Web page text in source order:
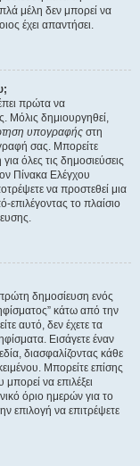
μέλη δεν μπορεί να
έχει απαντήσει.
πρώτα να
Μόλις δημιουργηθεί,
υπογραφής στη
σας. Μπορείτε
όλες τις δημοσιεύσεις
Πίνακα Ελέγχου
να προστεθεί μια
το πλαίσιο
δημοσίευση ενός
κάτω από την
αυτό, δεν έχετε τα
Εισάγετε έναν
διασφαλίζοντας κάθε
Μπορείτε επίσης
να επιλέξει
όριο ημερών για το
επιλογή να επιτρέψετε